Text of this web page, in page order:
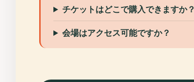
チケットはどこで購入できますか？
会場はアクセス可能ですか？